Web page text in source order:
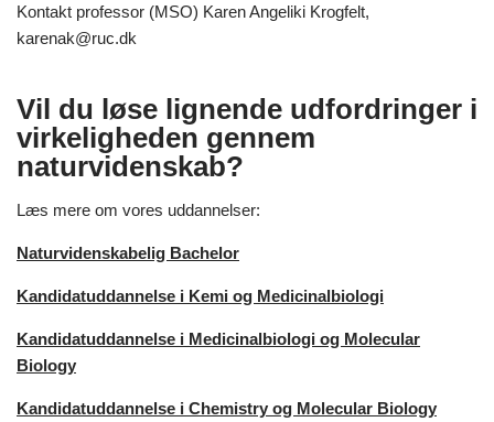
Kontakt professor (MSO) Karen Angeliki Krogfelt,
karenak@ruc.dk
Vil du løse lignende udfordringer i
virkeligheden gennem
naturvidenskab?
Læs mere om vores uddannelser:
Naturvidenskabelig Bachelor
Kandidatuddannelse i Kemi og Medicinalbiologi
Kandidatuddannelse i Medicinalbiologi og Molecular
Biology
Kandidatuddannelse i Chemistry og Molecular Biology